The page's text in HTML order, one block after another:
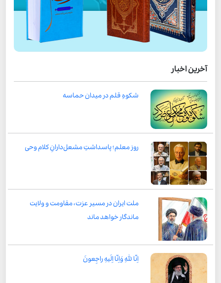
آخرین اخبار
شکوهِ قلم در میدان حماسه
روز معلم؛ پاسداشتِ مشعل‌دارانِ کلام وحی
ملت ایران در مسیر عزت، مقاومت و ولایت
ماندگار خواهد ماند
اِنّا لِلّٰهِ وَاِنّا اِلَیهِ راجِعونَ